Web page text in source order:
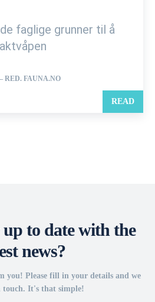
faglige grunner til å
RED. FAUNA.NO
READ
to date with the
news?
you! Please fill in your details and we
touch. It's that simple!